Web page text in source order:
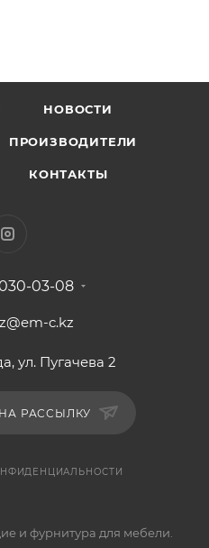
НОВОСТИ
ПРОИЗВОДИТЕЛИ
КОНТАКТЫ
03-08
c.kz
ул. Пугачева 2
РАССЫЛКУ
и фурнитура для мебели.